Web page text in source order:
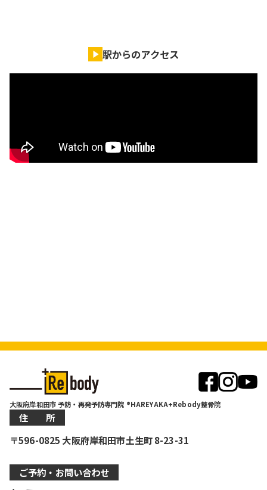
駅からのアクセス
大阪府岸和田市 予防・再発予防専門院 ®HAREYAKA+Rebody整骨院
住 所
〒596-0825 大阪府岸和田市土生町 8-23-31
ご予約・お問い合わせ